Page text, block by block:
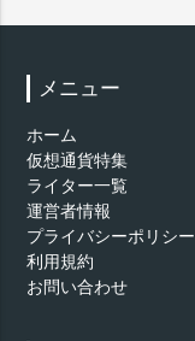
メニュー
ホーム
仮想通貨特集
ライター一覧
運営者情報
プライバシーポリシー
利用規約
お問い合わせ